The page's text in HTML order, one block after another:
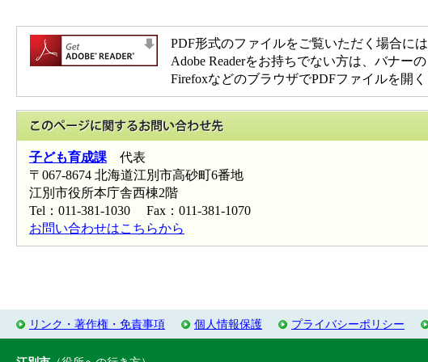
PDF形式のファイルをご覧いただく場合に
Adobe Readerをお持ちでない方は、バナー
FirefoxなどのブラウザでPDFファイルを開
子ども育成課 代表
〒067-8674 北海道江別市高砂町6番地
江別市役所本庁舎西棟2階
Tel：011-381-1030 Fax：011-381-1070
お問い合わせはこちらから
リンク・著作権・免責事項 個人情報保護 プライバシーポリシー